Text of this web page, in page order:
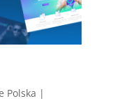
Polska |